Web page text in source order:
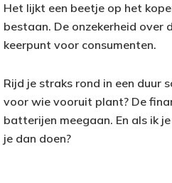
Het lijkt een beetje op het
bestaan. De onzekerheid
keerpunt voor consumenten.
Rijd je straks rond in een duur
voor wie vooruit plant? De
batterijen meegaan. En als ik
je dan doen?